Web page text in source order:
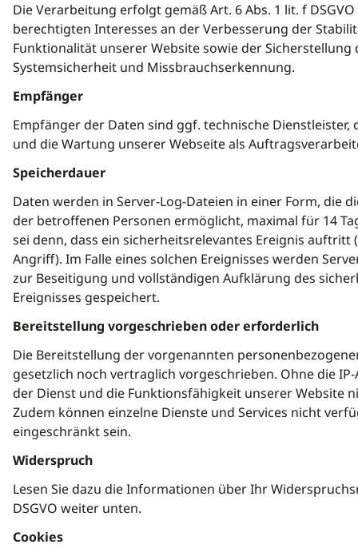
Die Verarbeitung erfolgt gemäß Art. 6 Abs. 1 lit. f
berechtigten Interesses an der Verbesserung der
Funktionalität unserer Website sowie der Sicherstellung
Systemsicherheit und Missbrauchserkennung.
Empfänger
Empfänger der Daten sind ggf. technische Dienstleister,
und die Wartung unserer Webseite als
Speicherdauer
Daten werden in Server-Log-Dateien in einer Form, die
der betroffenen Personen ermöglicht, maximal für 14
sei denn, dass ein sicherheitsrelevantes Ereignis auftritt
Angriff). Im Falle eines solchen Ereignisses werden
zur Beseitigung und vollständigen Aufklärung des
Ereignisses gespeichert.
Bereitstellung vorgeschrieben oder erforderlich
Die Bereitstellung der vorgenannten
gesetzlich noch vertraglich vorgeschrieben. Ohne die
der Dienst und die Funktionsfähigkeit unserer Website
Zudem können einzelne Dienste und Services nicht
eingeschränkt sein.
Widerspruch
Lesen Sie dazu die Informationen über Ihr
DSGVO weiter unten.
Cookies